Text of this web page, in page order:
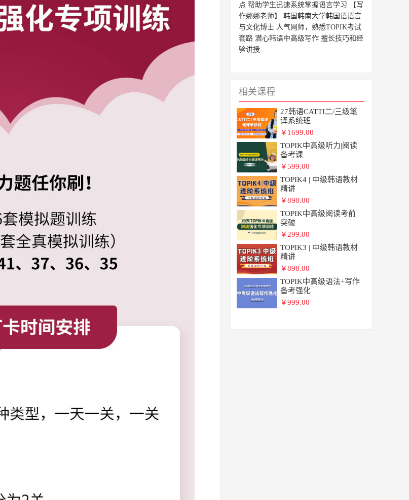
点 帮助学生迅速系统掌握语言学习 【写
作娜娜老师】 韩国韩南大学韩国语语言
与文化博士 人气网师，熟悉TOPIK考试
套路 潜心韩语中高级写作 擅长技巧和经
验讲授
相关课程
27韩语CATTI二/三级笔
译系统班
￥ 1699.00
TOPIK中高级听力|阅读
备考课
￥ 599.00
TOPIK4 | 中级韩语教材
精讲
￥898.00
TOPIK中高级阅读考前
突破
￥ 299.00
TOPIK3 | 中级韩语教材
精讲
￥898.00
TOPIK中高级语法+写作
备考强化
￥999.00